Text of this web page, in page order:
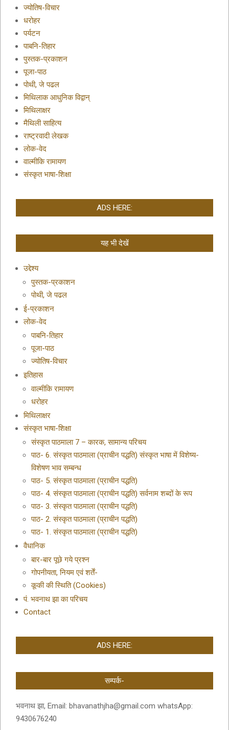
ज्योतिष-विचार
धरोहर
पर्यटन
पाबनि-तिहार
पुस्तक-प्रकाशन
पूजा-पाठ
पोथी, जे पढल
मिथिलाक आधुनिक विद्वान्
मिथिलाक्षर
मैथिली साहित्य
राष्ट्रवादी लेखक
लोक-वेद
वाल्मीकि रामायण
संस्कृत भाषा-शिक्षा
ADS HERE:
यह भी देखें
उद्देश्य
पुस्तक-प्रकाशन
पोथी, जे पढल
ई-प्रकाशन
लोक-वेद
पाबनि-तिहार
पूजा-पाठ
ज्योतिष-विचार
इतिहास
वाल्मीकि रामायण
धरोहर
मिथिलाक्षर
संस्कृत भाषा-शिक्षा
संस्कृत पाठमाला 7 – कारक, सामान्य परिचय
पाठ- 6. संस्कृत पाठमाला (प्राचीन पद्धति) संस्कृत भाषा में विशेष्य-
विशेषण भाव सम्बन्ध
पाठ- 5. संस्कृत पाठमाला (प्राचीन पद्धति)
पाठ- 4. संस्कृत पाठमाला (प्राचीन पद्धति) सर्वनाम शब्दों के रूप
पाठ- 3. संस्कृत पाठमाला (प्राचीन पद्धति)
पाठ- 2. संस्कृत पाठमाला (प्राचीन पद्धति)
पाठ- 1. संस्कृत पाठमाला (प्राचीन पद्धति)
वैधानिक
बार-बार पूछे गये प्रश्न
गोपनीयता, नियम एवं शर्तें-
कूकी की स्थिति (Cookies)
पं. भवनाथ झा का परिचय
Contact
ADS HERE:
सम्पर्क-
भवनाथ झा, Email: bhavanathjha@gmail.com whatsApp:
9430676240